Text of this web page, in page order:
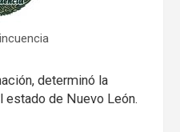
determinó la
estado de Nuevo León.